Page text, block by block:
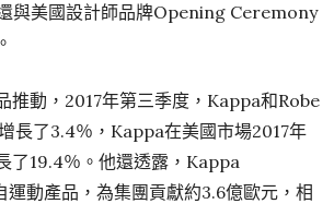
與美國設計師品牌Opening Ceremony
推動，2017年第三季度，Kappa和Robe
長了3.4％，Kappa在美國市場2017年
了19.4％。他還透露，Kappa
動產品，為集團貢獻約3.6億歐元，相